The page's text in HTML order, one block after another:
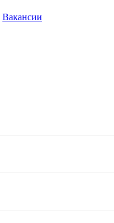
Вакансии